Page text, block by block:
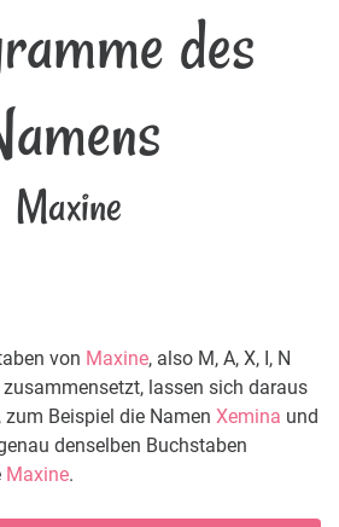
des
Maxine
von Maxine, also M, A, X, I, N
lassen sich daraus
Beispiel die Namen Xemina und
denselben Buchstaben
Maxine.